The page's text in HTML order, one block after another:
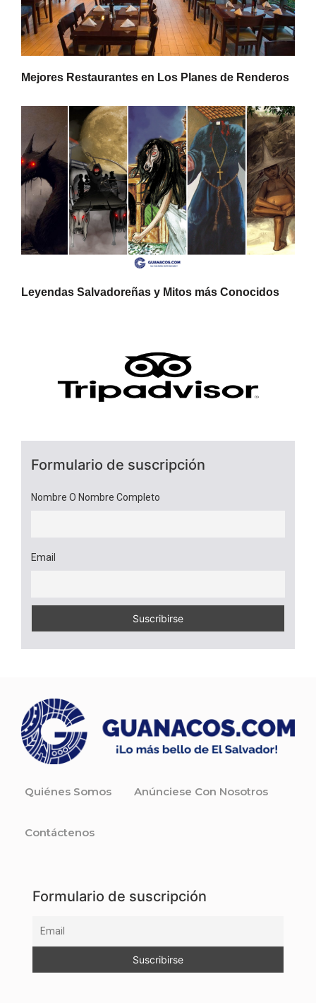
Mejores Restaurantes en Los Planes de Renderos
Leyendas Salvadoreñas y Mitos más Conocidos
Formulario de suscripción
Nombre O Nombre Completo
Email
Quiénes Somos Anúnciese Con Nosotros
Contáctenos
Formulario de suscripción